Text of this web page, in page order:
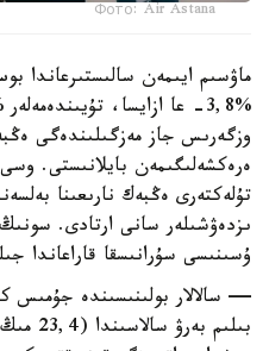
Фото: Air Astana
ماۋسىم ايىمەن سالىستىرعاندا
وزگەرىس جاز مەزگىلىندەگى
ەرەكشەلىگىمەن بايلانىستى. وسى
تۇلەكتەرى ەڭبەك نارىعىنا
ىزدەۋشىلەر سانى ارتادى.
ۇسىنىسى سۇرانىسقا قاراعاندا
— سالالار بولىنىسىندە